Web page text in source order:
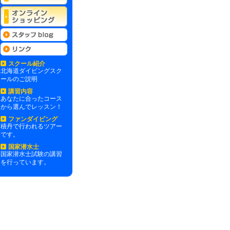
スクール紹介
北海道ダイビングスク
ールのご説明
講習内容
あなたに合ったコース
から選んでレッスン！
ファンダイビング
積丹で行われるツアー
です。
国家潜水士
国家潜水士試験の講習
を行っています。